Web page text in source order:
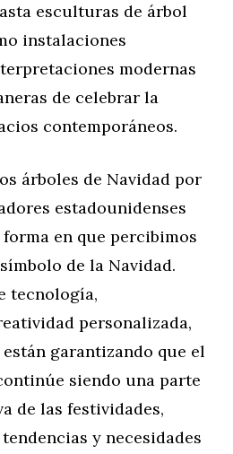
esculturas de árbol
instalaciones
modernas
de celebrar la
contemporáneos.
árboles de Navidad por
estadounidenses
en que percibimos
de la Navidad.
tecnología,
personalizada,
garantizando que el
siendo una parte
de las festividades,
y necesidades